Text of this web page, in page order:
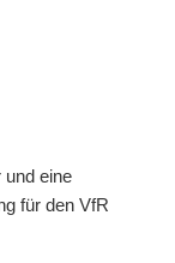
und eine
für den VfR